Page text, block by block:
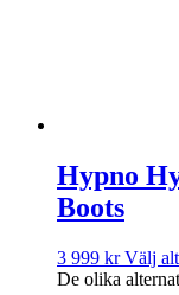
Hypno
Boots
3 999 kr Välj
De olika